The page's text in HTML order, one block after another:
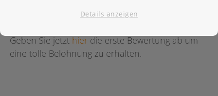
Geben Sie jetzt hier die erste Bewertung ab um
eine tolle Belohnung zu erhalten.
Details anzeigen